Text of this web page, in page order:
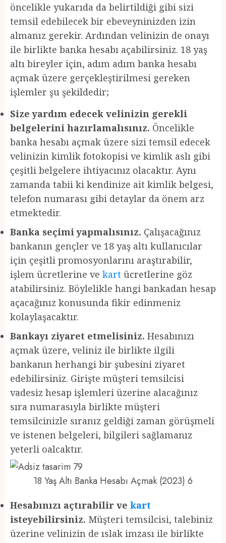
öncelikle yukarıda da belirtildiği gibi sizi
temsil edebilecek bir ebeveyninizden izin
almanız gerekir. Ardından velinizin de onayı
ile birlikte banka hesabı açabilirsiniz. 18 yaş
altı bireyler için, adım adım banka hesabı
açmak üzere gerçekleştirilmesi gereken
işlemler şu şekildedir;
Size yardım edecek velinizin gerekli
belgelerini hazırlamalısınız. Öncelikle
banka hesabı açmak üzere sizi temsil edecek
velinizin kimlik fotokopisi ve kimlik aslı gibi
çeşitli belgelere ihtiyacınız olacaktır. Aynı
zamanda tabii ki kendinize ait kimlik belgesi,
telefon numarası gibi detaylar da önem arz
etmektedir.
Banka seçimi yapmalısınız. Çalışacağınız
bankanın gençler ve 18 yaş altı kullanıcılar
için çeşitli promosyonlarını araştırabilir,
işlem ücretlerine ve kart ücretlerine göz
atabilirsiniz. Böylelikle hangi bankadan hesap
açacağınız konusunda fikir edinmeniz
kolaylaşacaktır.
Bankayı ziyaret etmelisiniz. Hesabınızı
açmak üzere, veliniz ile birlikte ilgili
bankanın herhangi bir şubesini ziyaret
edebilirsiniz. Girişte müşteri temsilcisi
vadesiz hesap işlemleri üzerine alacağınız
sıra numarasıyla birlikte müşteri
temsilcinizle sıranız geldiği zaman görüşmeli
ve istenen belgeleri, bilgileri sağlamanız
yeterli oalcaktır.
18 Yaş Altı Banka Hesabı Açmak (2023) 6
Hesabınızı açtırabilir ve kart
isteyebilirsiniz. Müşteri temsilcisi, talebiniz
üzerine velinizin de ıslak imzası ile birlikte